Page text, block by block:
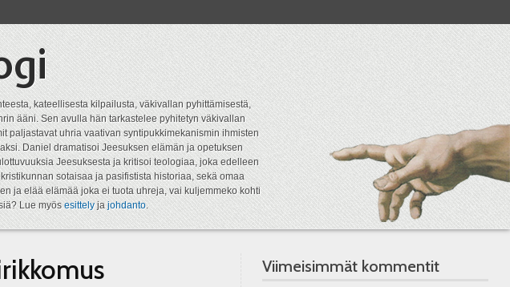
kateellisesta kilpailusta, väkivallan pyhittämisestä,
ääni. Sen avulla hän tarkastelee pyhitetyn väkivallan
paljastavat uhria vaativan syntipukkimekanismin ihmisten
Daniel dramatisoi Jeesuksen elämän ja opetuksen
Jeesuksesta ja kritisoi teologiaa, joka edelleen
sotaisaa ja pasifistista historiaa, sekä omaa
ja elää elämää joka ei tuota uhreja, vai kuljemmeko kohti
Lue myösesittelyjajohdanto.
Viimeisimmät kommentit